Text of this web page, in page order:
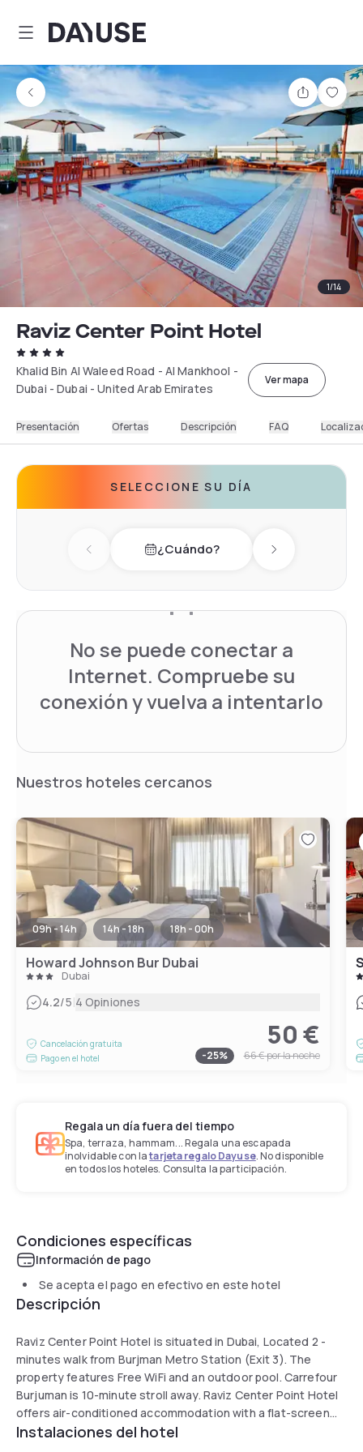
Dayuse
1/14
Raviz Center Point Hotel
Khalid Bin Al Waleed Road - Al Mankhool -
Dubai - Dubai - United Arab Emirates
Ver mapa
Presentación Ofertas Descripción FAQ
SELECCIONE SU DÍA
Previous day¿Cuándo? Next day
No se puede conectar a
Internet. Compruebe su
conexión y vuelva a intentarlo
Nuestros hoteles cercanos
09h - 14h 14h - 18h 18h - 00h
Howard Johnson Bur Dubai
Dubai
4.2/5|4 Opiniones
Cancelación gratuita
Pago en el hotel
50 €
-25% 66 €por la noche
Regala un día fuera del tiempo
Spa, terraza, hammam... Regala una escapada
inolvidable con latarjeta regalo Dayuse. No disponible
en todos los hoteles. Consulta la participación.
Condiciones específicas
Información de pago
Se acepta el pago en efectivo en este hotel
Descripción
Raviz Center Point Hotel is situated in Dubai, Located 2 -
minutes walk from Burjman Metro Station (Exit 3). The
property features Free WiFi and an outdoor pool. Carrefour
Burjuman is 10-minute stroll away. Raviz Center Point Hotel
offers air-conditioned accommodation with a flat-screen
TV, a safety deposit box and a desk. Tea and coffee making
Instalaciones del hotel